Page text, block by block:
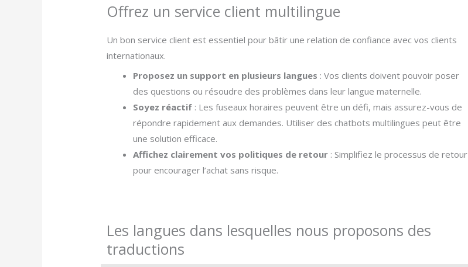
Offrez un service client multilingue
Un bon service client est essentiel pour bâtir une relation de confiance avec vos clients
internationaux.
Proposez un support en plusieurs langues : Vos clients doivent pouvoir poser
des questions ou résoudre des problèmes dans leur langue maternelle.
Soyez réactif : Les fuseaux horaires peuvent être un défi, mais assurez-vous de
répondre rapidement aux demandes. Utiliser des chatbots multilingues peut être
une solution efficace.
Affichez clairement vos politiques de retour : Simplifiez le processus de retour
pour encourager l’achat sans risque.
Les langues dans lesquelles nous proposons des
traductions